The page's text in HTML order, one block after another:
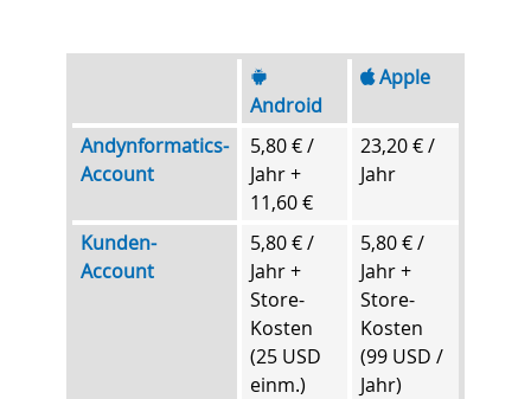
Android
Apple
Andynformatics-
Account
5,80 € /
Jahr +
11,60 €
23,20 € /
Jahr
Kunden-
Account
5,80 € /
Jahr +
Store-
Kosten
(25 USD
einm.)
5,80 € /
Jahr +
Store-
Kosten
(99 USD /
Jahr)